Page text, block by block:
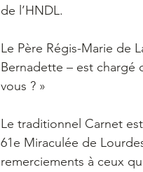
de l’HNDL.
Le Père Régis-Marie de
Bernadette – est chargé
vous ? »
Le traditionnel Carnet
61e Miraculée de
remerciements à ceux